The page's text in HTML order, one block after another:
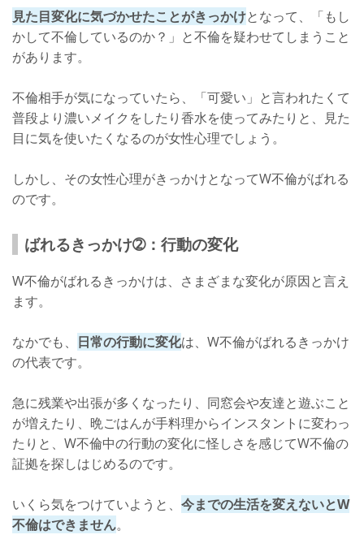
見た目変化に気づかせたことがきっかけとなって、「もし
かして不倫しているのか？」と不倫を疑わせてしまうこと
があります。
不倫相手が気になっていたら、「可愛い」と言われたくて
普段より濃いメイクをしたり香水を使ってみたりと、見た
目に気を使いたくなるのが女性心理でしょう。
しかし、その女性心理がきっかけとなってW不倫がばれる
のです。
ばれるきっかけ➁：行動の変化
W不倫がばれるきっかけは、さまざまな変化が原因と言え
ます。
なかでも、 日常の行動に変化は、W不倫がばれるきっかけ
の代表です。
急に残業や出張が多くなったり、同窓会や友達と遊ぶこと
が増えたり、晩ごはんが手料理からインスタントに変わっ
たりと、W不倫中の行動の変化に怪しさを感じてW不倫の
証拠を探しはじめるのです。
いくら気をつけていようと、 今までの生活を変えないとW
不倫はできません。